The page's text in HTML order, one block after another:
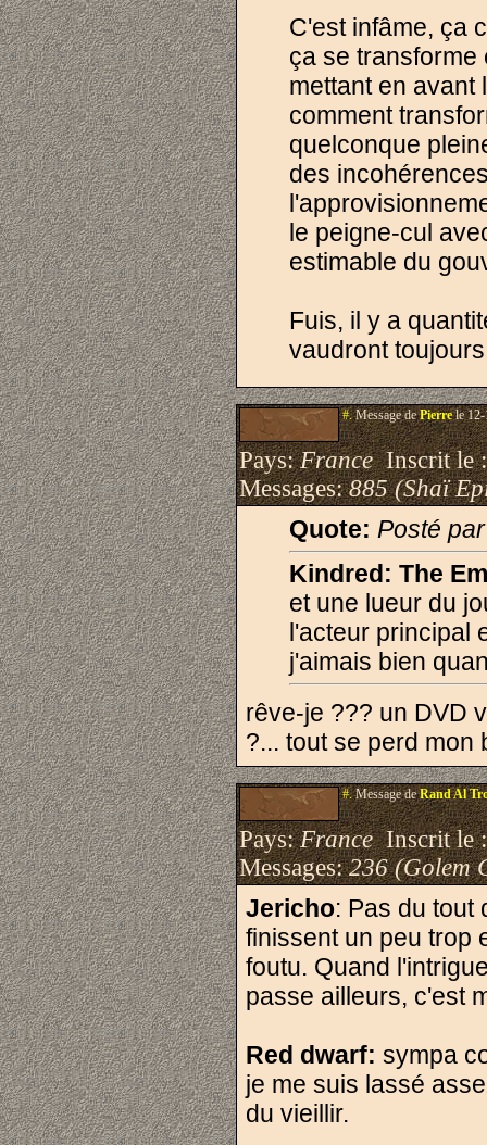
C'est infâme, ça
ça se
mettant en avant
comment
quelconque
des
le peigne-cul
estimable du
Fuis, il y a
vaudront
#.Message dePierrele 12-
Pays:FranceInscrit le
Messages:885 (Shaï
Quote: Posté
Kindred: The
et une lueur du
l'acteur principal
j'aimais bien
rêve-je ??? un DVD
?... tout se perd mon
#.Message deRand Al
Pays:FranceInscrit le
Messages:236 (Golem
Jericho: Pas du tout
finissent un peu trop
foutu. Quand
passe ailleurs, c'est
Red dwarf: sympa
je me suis lassé
du vieillir.